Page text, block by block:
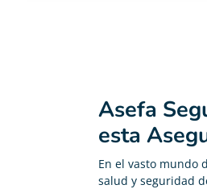
Asefa
esta
En el vasto mundo
salud y seguridad